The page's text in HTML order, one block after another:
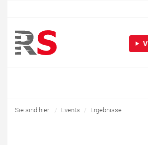
Sie sind hier: Events Ergebnisse